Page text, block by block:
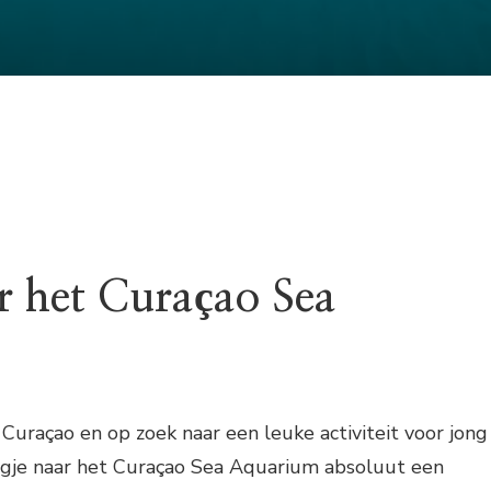
het Curaçao Sea
en op zoek naar een leuke activiteit voor jong
naar het Curaçao Sea Aquarium absoluut een